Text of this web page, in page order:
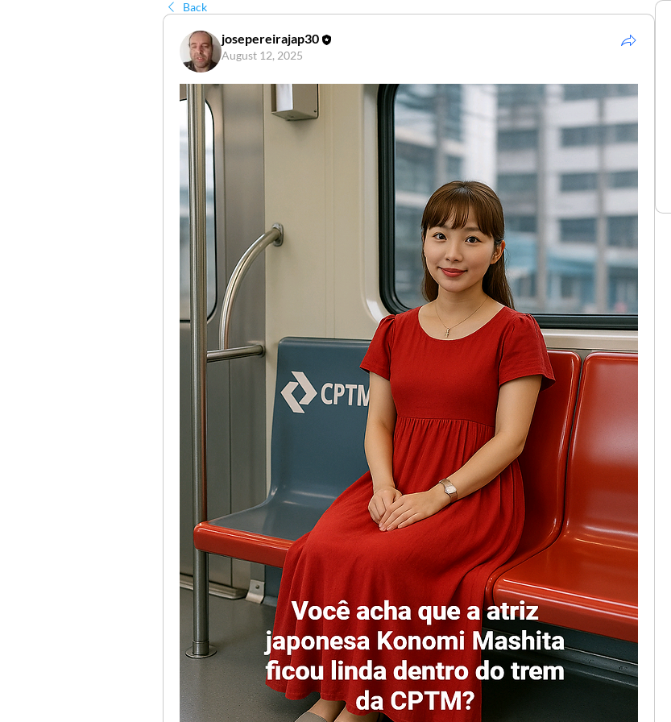
Back
josepereirajap30
August 12, 2025